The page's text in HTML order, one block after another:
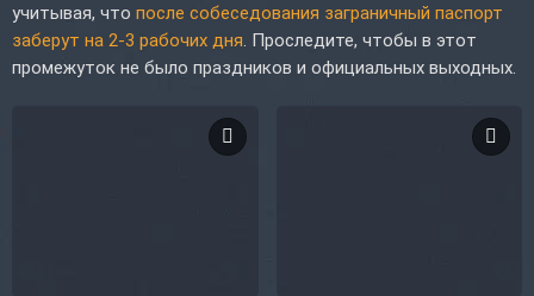
учитывая, что после собеседования заграничный паспорт
заберут на 2-3 рабочих дня . Проследите, чтобы в этот
промежуток не было праздников и официальных выходных.